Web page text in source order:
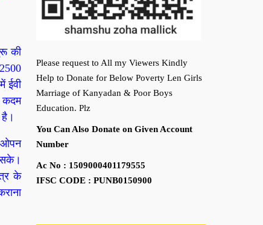
की
ईवी
कदम
ओपन
सके।
के
Please request to All my Viewers Kindly
Help to Donate for Below Poverty Len Girls
Marriage of Kanyadan & Poor Boys
Education. Plz
You Can Also Donate on Given Account
Number
Ac No : 1509000401179555
IFSC CODE : PUNB0150900